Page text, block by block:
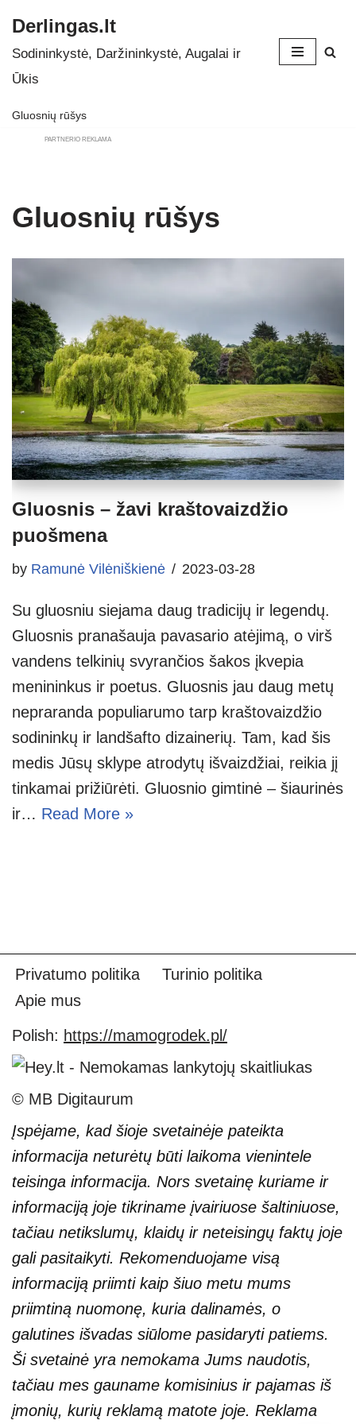
Skip
to
Derlingas.lt
Sodininkystė, Daržininkystė, Augalai ir
Ūkis
Gluosnių rūšys
PARTNERIO REKLAMA
Gluosnių rūšys
Gluosnis – žavi kraštovaizdžio
puošmena
by Ramunė Vilėniškienė 2023-03-28
Su gluosniu siejama daug tradicijų ir legendų.
Gluosnis pranašauja pavasario atėjimą, o virš
vandens telkinių svyrančios šakos įkvepia
menininkus ir poetus. Gluosnis jau daug metų
nepraranda populiarumo tarp kraštovaizdžio
sodininkų ir landšafto dizainerių. Tam, kad šis
medis Jūsų sklype atrodytų išvaizdžiai, reikia jį
tinkamai prižiūrėti. Gluosnio gimtinė – šiaurinės
ir… Read More »
Privatumo politika
Turinio politika
Apie mus
Polish: https://mamogrodek.pl/
© MB Digitaurum
Įspėjame, kad šioje svetainėje pateikta
informacija neturėtų būti laikoma vienintele
teisinga informacija. Nors svetainę kuriame ir
informaciją joje tikriname įvairiuose šaltiniuose,
tačiau netikslumų, klaidų ir neteisingų faktų joje
gali pasitaikyti. Rekomenduojame visą
informaciją priimti kaip šiuo metu mums
priimtiną nuomonę, kuria dalinamės, o
galutines išvadas siūlome pasidaryti patiems.
Ši svetainė yra nemokama Jums naudotis,
tačiau mes gauname komisinius ir pajamas iš
įmonių, kurių reklamą matote joje. Reklama